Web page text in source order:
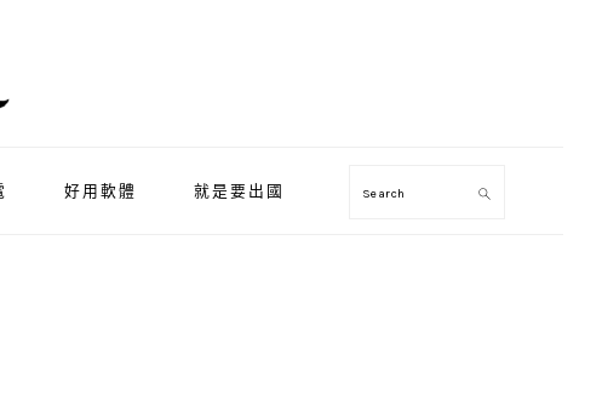
好用軟體 就是要出國 Search